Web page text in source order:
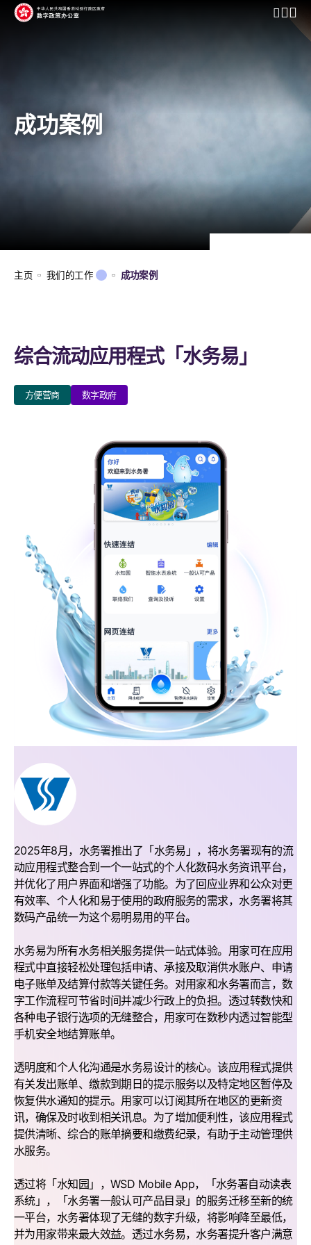
开启行
成功案例
主页 我们的工作 成功案例
综合流动应用程式「水务易」
方便营商 数字政府
2025年8月，水务署推出了「水务易」，将水务署现有的流
动应用程式整合到一个一站式的个人化数码水务资讯平台，
并优化了用户界面和增强了功能。为了回应业界和公众对更
有效率、个人化和易于使用的政府服务的需求，水务署将其
数码产品统一为这个易明易用的平台。
水务易为所有水务相关服务提供一站式体验。用家可在应用
程式中直接轻松处理包括申请、承接及取消供水账户、申请
电子账单及结算付款等关键任务。对用家和水务署而言，数
字工作流程可节省时间并减少行政上的负担。透过转数快和
各种电子银行选项的无缝整合，用家可在数秒内透过智能型
手机安全地结算账单。
透明度和个人化沟通是水务易设计的核心。该应用程式提供
有关发出账单、缴款到期日的提示服务以及特定地区暂停及
恢复供水通知的提示。用家可以订阅其所在地区的更新资
讯，确保及时收到相关讯息。为了增加便利性，该应用程式
提供清晰、综合的账单摘要和缴费纪录，有助于主动管理供
水服务。
透过将「水知园」，WSD Mobile App，「水务署自动读表
系统」，「水务署一般认可产品目录」的服务迁移至新的统
一平台，水务署体现了无缝的数字升级，将影响降至最低，
并为用家带来最大效益。透过水务易，水务署提升客户满意